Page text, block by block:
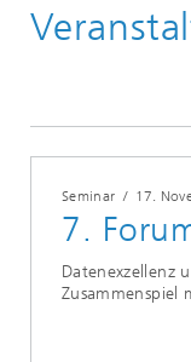
Seminar / 17.
7.
Datenexzellenz
Zusammenspiel